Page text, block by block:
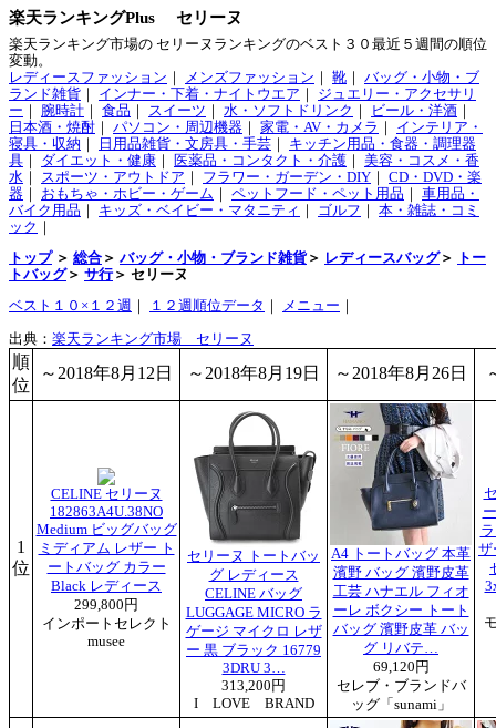
楽天ランキングPlus セリーヌ
楽天ランキング市場の セリーヌランキングのベスト３０最近５週間の順位
変動。
レディースファッション
メンズファッション 靴
バッグ・小物・ブ
ランド雑貨
インナー・下着・ナイトウエア
ジュエリー・アクセサリ
ー
腕時計 食品 スイーツ 水・ソフトドリンク ビール・洋酒
日本酒・焼酎
パソコン・周辺機器 家電・AV・カメラ
インテリア・
寝具・収納
日用品雑貨・文房具・手芸
キッチン用品・食器・調理器
具
ダイエット・健康 医薬品・コンタクト・介護
美容・コスメ・香
水
スポーツ・アウトドア フラワー・ガーデン・DIY
CD・DVD・楽
器
おもちゃ・ホビー・ゲーム ペットフード・ペット用品
車用品・
バイク用品
キッズ・ベイビー・マタニティ ゴルフ
本・雑誌・コミ
ック
トップ＞ 総合 ＞ バッグ・小物・ブランド雑貨＞ レディースバッグ＞
トー
トバッグ＞ サ行＞ セリーヌ
ベスト１０×１２週 ｜ １２週順位データ ｜ メニュー ｜
出典： 楽天ランキング市場 セリーヌ
順
位
～2018年8月12日 ～2018年8月19日 ～2018年8月26日
1
位
CELINE セリーヌ
182863A4U.38NO
Medium ビッグバッグ
ミディアム レザー ト
ートバッグ カラー
Black レディース
299,800円
インポートセレクト
musee
セリーヌ トートバッ
グ レディース
CELINE バッグ
LUGGAGE MICRO ラ
ゲージ マイクロ レザ
ー 黒 ブラック 16779
3DRU 3…
313,200円
I LOVE BRAND
A4 トートバッグ 本革
濱野 バッグ 濱野皮革
工芸 ハナエル フィオ
ーレ ボクシー トート
バッグ 濱野皮革 バッ
グ リバテ…
69,120円
セレブ・ブランドバ
ッグ「sunami」
ザ